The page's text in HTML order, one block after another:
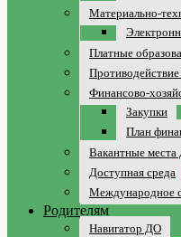
Материально-
Платные
Финансово-
Закупки
План
Вакантные
Доступная среда
Международное
Родителям
Навигатор ДО